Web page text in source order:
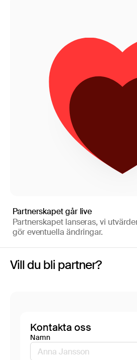
Partnerskapet går live
Partnerskapet lanseras, vi
gör eventuella ändringar.
Vill du bli partner?
Kontakta oss
Namn